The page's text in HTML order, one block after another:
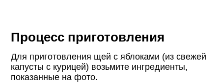
Процесс приготовления
Для приготовления щей с яблоками (из свежей
капусты с курицей) возьмите ингредиенты,
показанные на фото.